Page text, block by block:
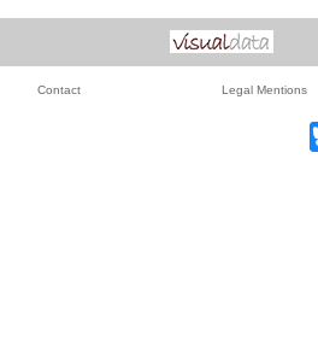
Contact Legal Mentions